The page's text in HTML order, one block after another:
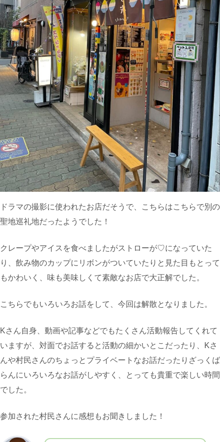
ドラマの撮影に使われたお店だそうで、こちらはこちらで別の
聖地巡礼地だったようでした！
クレープやアイスを食べましたがストローが♡になっていた
り、飲み物のカップにリボンがついていたりと見た目もとって
もかわいく、味も美味しくて素敵なお店で大正解でした。
こちらでもいろいろお話をして、今回は解散となりました。
Kさん自身、動画や記事などでもたくさん活動報告してくれて
いますが、対面でお話すると活動の細かいとこだったり、Kさ
んや村民さんのちょっとプライベートなお話だったりざっくば
らんにいろいろなお話がしやすく、とっても貴重で楽しい時間
でした。
参加された村民さんに感想もお聞きしました！